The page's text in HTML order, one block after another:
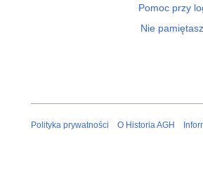
Pomoc przy
Nie
Polityka prywatności O Historia AGH